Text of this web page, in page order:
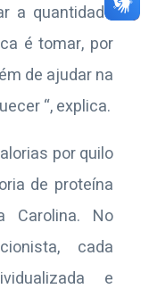
a quantidade
é tomar, por
de ajudar na
“, explica.
por quilo
de proteína
Carolina. No
cada
e